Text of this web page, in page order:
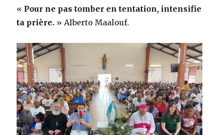
« Pour ne pas tomber en tentation, intensifie
ta prière. » Alberto Maalouf.